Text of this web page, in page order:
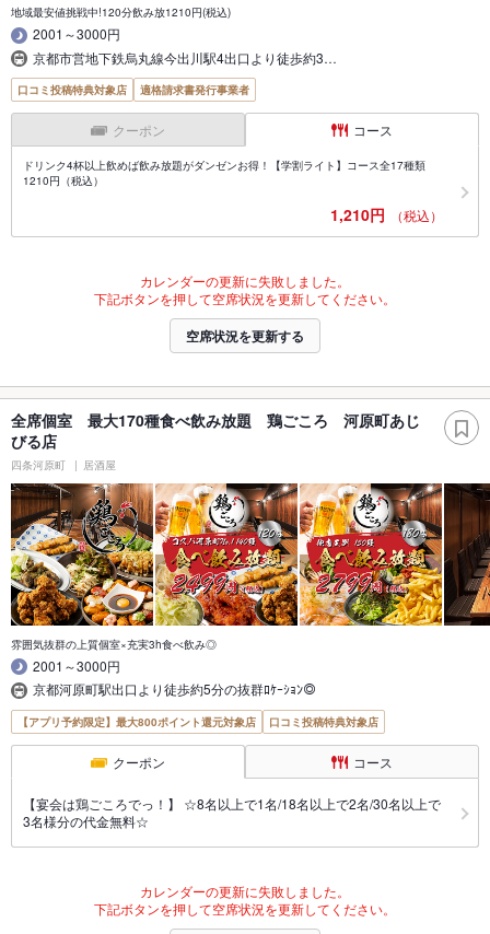
地域最安値挑戦中!120分飲み放1210円(税込)
2001～3000円
京都市営地下鉄烏丸線今出川駅4出口より徒歩約3…
口コミ投稿特典対象店 適格請求書発行事業者
クーポン コース
ドリンク4杯以上飲めば飲み放題がダンゼンお得！【学割ライト】コース全17種類
1210円（税込）
1,210円 （税込）
カレンダーの更新に失敗しました。
下記ボタンを押して空席状況を更新してください。
空席状況を更新する
全席個室 最大170種食べ飲み放題 鶏ごころ 河原町あじ
びる店
四条河原町 居酒屋
雰囲気抜群の上質個室×充実3h食べ飲み◎
2001～3000円
京都河原町駅出口より徒歩約5分の抜群ﾛｹｰｼｮﾝ◎
【アプリ予約限定】最大800ポイント還元対象店 口コミ投稿特典対象店
クーポン コース
【宴会は鶏ごころでっ！】 ☆8名以上で1名/18名以上で2名/30名以上で
3名様分の代金無料☆
カレンダーの更新に失敗しました。
下記ボタンを押して空席状況を更新してください。